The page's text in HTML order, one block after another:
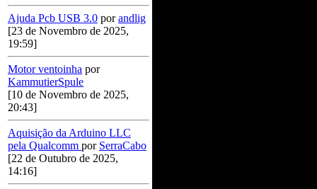
Ajuda Pcb USB 3.0 porandlig
[23 de Novembro de 2025,
19:59]
Motor ventoinha por
KammutierSpule
[10 de Novembro de 2025,
20:43]
Aquisição da Arduino LLC
pela Qualcomm por SerraCabo
[22 de Outubro de 2025,
14:16]